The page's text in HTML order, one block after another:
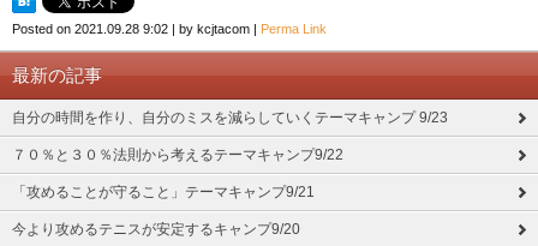
Posted on 2021.09.28 9:02 | by kcjtacom | Perma Link
最新の記事
自分の時間を作り、自分のミスを減らしていくテーマキャンプ 9/23
７０％と３０％法則から考えるテーマキャンプ9/22
「攻めることが守ること」テーマキャンプ9/21
今より攻めるテニスが安定するキャンプ9/20